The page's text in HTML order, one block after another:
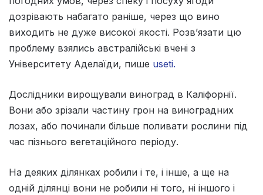
дозрівають набагато раніше, через що вино
виходить не дуже високої якості. Розв’язати цю
проблему взялись австралійські вчені з
Університету Аделаїди, пише useti.
Дослідники вирощували виноград в Каліфорнії.
Вони або зрізали частину грон на виноградних
лозах, або починали більше поливати рослини під
час пізнього вегетаційного періоду.
На деяких ділянках робили і те, і інше, а ще на
одній ділянці вони не робили ні того, ні іншого і